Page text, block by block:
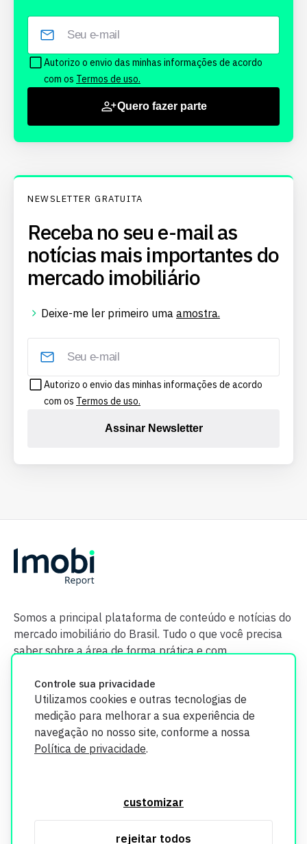
Controle sua privacidade
Utilizamos cookies e outras tecnologias de
medição para melhorar a sua experiência de
navegação no nosso site, conforme a nossa
Política de privacidade.
customizar
rejeitar todos
Autorizo o envio das minhas informações de acordo
com os Termos de uso.
Quero fazer parte
NEWSLETTER GRATUITA
Receba no seu e-mail as
notícias mais importantes do
mercado imobiliário
Deixe-me ler primeiro uma amostra.
Autorizo o envio das minhas informações de acordo
com os Termos de uso.
Assinar Newsletter
Somos a principal plataforma de conteúdo e notícias do
mercado imobiliário do Brasil. Tudo o que você precisa
saber sobre a área de forma prática e com
segurança. Todos os dados coletados em nosso site são
utilizados exclusivamente para fins de aprimoramento de
informações, consulte nossa Política de Privacidade.